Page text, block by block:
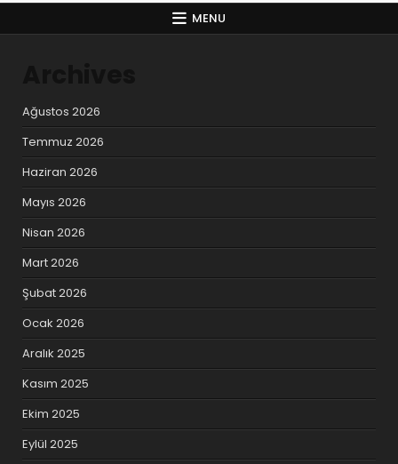
MENU
Ağustos 2026
Temmuz 2026
Haziran 2026
Mayıs 2026
Nisan 2026
Mart 2026
Şubat 2026
Ocak 2026
Aralık 2025
Kasım 2025
Ekim 2025
Eylül 2025